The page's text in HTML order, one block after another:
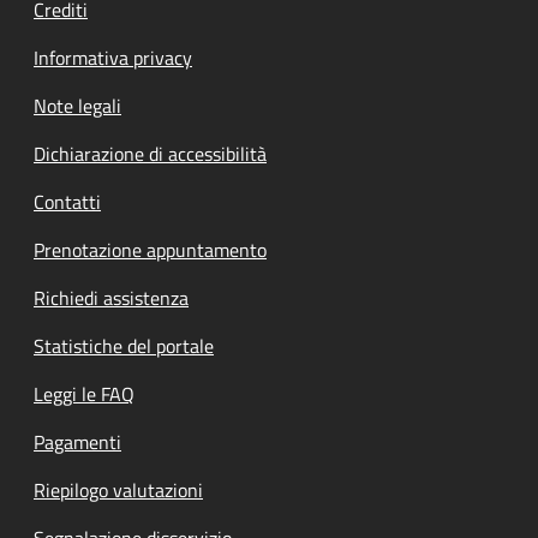
Crediti
Informativa privacy
Note legali
Dichiarazione di accessibilità
Contatti
Prenotazione appuntamento
Richiedi assistenza
Statistiche del portale
Leggi le FAQ
Pagamenti
Riepilogo valutazioni